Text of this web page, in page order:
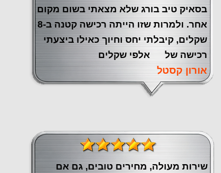
בסאיק טיב בורג שלא מצאתי בשום מקום
אחר. ולמרות שזו הייתה רכישה קטנה ב-8
שקלים, קיבלתי יחס וחיוך כאילו ביצעתי
רכישה של אלפי שקלים
אורון קסטל
שירות מעולה, מחירים טובים, גם אם